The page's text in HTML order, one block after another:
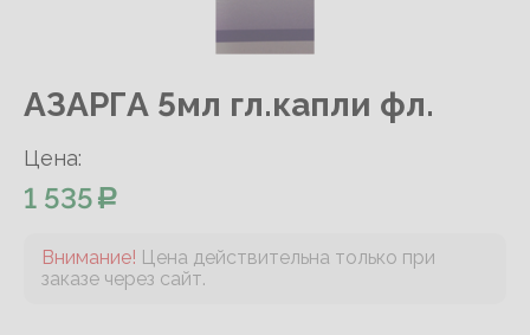
АЗАРГА 5мл гл.капли фл.
Цена:
1 535
Внимание! Цена действительна только при
заказе через сайт.